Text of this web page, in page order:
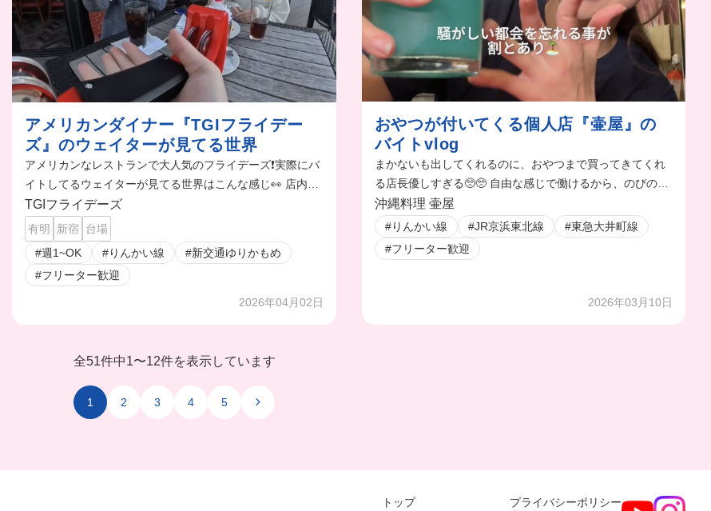
アメリカンダイナー『TGIフライデー
ズ』のウェイターが見てる世界
アメリカンなレストランで大人気のフライデーズ❗️実際にバ
イトしてるウェイターが見てる世界はこんな感じ👀 店内全
体にアメリカンな雰囲気が広がってて、とにかく楽しい🥹
休憩時間にはボリューミーなハンバーガーを食べたよ🤭🍔
TGIフライデーズ
有明 新宿
台場
#週1~OK
#りんかい線
#新交通ゆりかもめ
#フリーター歓迎
2026年04月02日
おやつが付いてくる個人店『壷屋』の
バイトvlog
まかないも出してくれるのに、おやつまで買ってきてくれ
る店長優しすぎる🥺🥺 自由な感じで働けるから、のびのび
楽しく働きたい人にはぴったり🤭
沖縄料理 壷屋
#りんかい線 #JR京浜東北線
#東急大井町線
#フリーター歓迎
2026年03月10日
全51件中1〜12件を表示しています
1 2 3 4 5
トップ
プライバシーポリシー